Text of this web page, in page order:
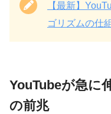
【最新】
ゴリズムの仕
YouTubeが急に
の前兆